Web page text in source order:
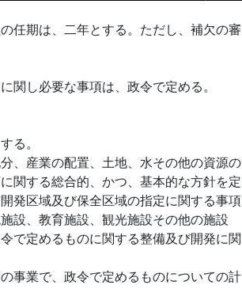
任期は、二年とする。ただし、補欠の審
関し必要な事項は、政令で定める。
る。
、産業の配置、土地、水その他の資源の
関する総合的、かつ、基本的な方針を定
発区域及び保全区域の指定に関する事項
設、教育施設、観光施設その他の施設
で定めるものに関する整備及び開発に関
事業で、政令で定めるものについての計